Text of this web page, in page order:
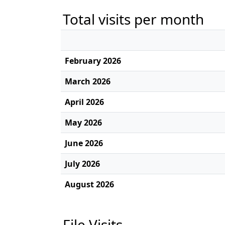
Total visits per month
February 2026
March 2026
April 2026
May 2026
June 2026
July 2026
August 2026